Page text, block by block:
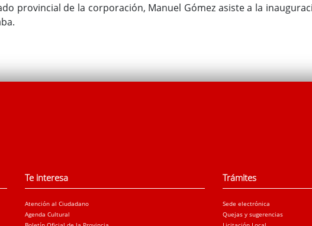
provincial de la corporación, Manuel Gómez asiste a la
Te interesa
Atención al Ciudadano
Agenda Cultural
Trámites
Sede electrónica
Quejas y sugerencias